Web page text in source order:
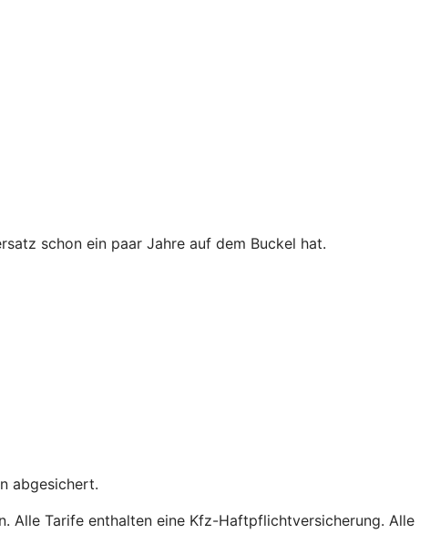
schon ein paar Jahre auf dem Buckel hat.
abgesichert.
Alle Tarife enthalten eine Kfz-Haftpflichtversicherung. Alle